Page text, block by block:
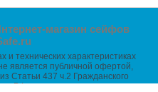
магазин сейфов
технических характеристиках
является публичной офертой,
Статьи 437 ч.2 Гражданского
РФ.